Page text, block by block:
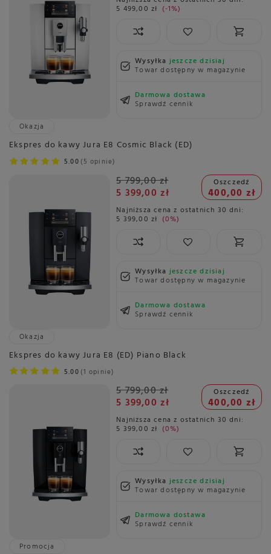
5 499,00 zł -1%
Wysyłkajeszcze dzisiaj
Towar dostępny w magazynie
Darmowa dostawa
Sprawdź cennik
Okazja
Ekspres do kawy Jura E8 Cosmic Black (ED)
5.00 5 opinie
5 799,00 zł
5 399,00 zł
Oszczedź
400,00 zł
Najniższa cena z ostatnich 30 dni:
5 399,00 zł 0%
Wysyłkajeszcze dzisiaj
Towar dostępny w magazynie
Darmowa dostawa
Sprawdź cennik
Okazja
Ekspres do kawy Jura E8 (ED) Piano Black
5.00 1 opinie
5 799,00 zł
5 399,00 zł
Oszczedź
400,00 zł
Najniższa cena z ostatnich 30 dni:
5 399,00 zł 0%
Wysyłkajeszcze dzisiaj
Towar dostępny w magazynie
Darmowa dostawa
Sprawdź cennik
Promocja